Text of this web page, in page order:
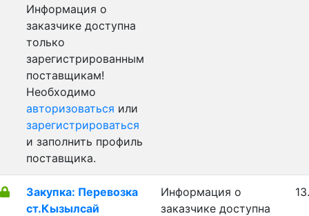
Информация о
заказчике доступна
только
зарегистрированным
поставщикам!
Необходимо
авторизоваться или
зарегистрироваться
и заполнить профиль
поставщика.
Закупка: Перевозка
ст.Кызылсай
Информация о
заказчике доступна